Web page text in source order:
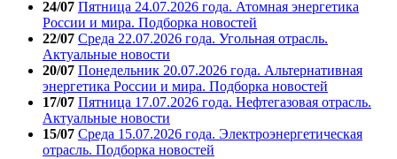
24/07 Пятница 24.07.2026 года. Атомная энергетика
России и мира. Подборка новостей
22/07 Среда 22.07.2026 года. Угольная отрасль.
Актуальные новости
20/07 Понедельник 20.07.2026 года. Альтернативная
энергетика России и мира. Подборка новостей
17/07 Пятница 17.07.2026 года. Нефтегазовая отрасль.
Актуальные новости
15/07 Среда 15.07.2026 года. Электроэнергетическая
отрасль. Подборка новостей